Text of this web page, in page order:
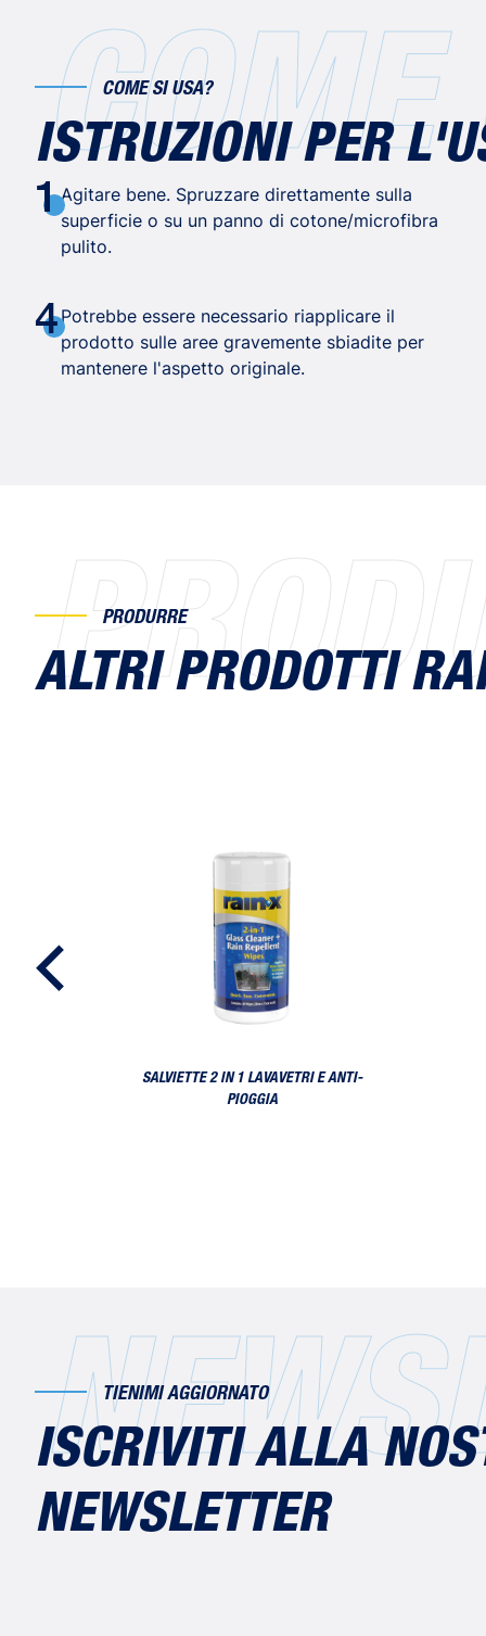
COME SI USA?
ISTRUZIONI PER
1Agitare bene. Spruzzare direttamente sulla
superficie o su un panno di cotone/microfibra
pulito.
4Potrebbe essere necessario riapplicare il
prodotto sulle aree gravemente sbiadite per
mantenere l'aspetto originale.
PRODURRE
ALTRI PRODOTTI
SALVIETTE 2 IN 1 LAVAVETRI E ANTI-
PIOGGIA
TIENIMI AGGIORNATO
ISCRIVITI ALLA
NEWSLETTER